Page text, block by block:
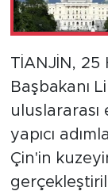
TİANJİN, 25
Başbakanı
yapıcı
Çin'in